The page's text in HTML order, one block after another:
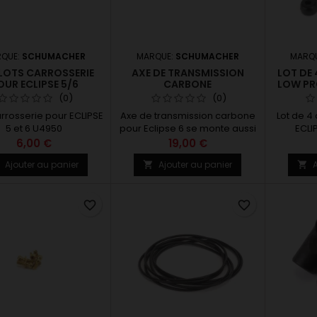
SCHUMACHER
CARROSSERIE
ECLIPSE 5/6
(0)
pour ECLIPSE
5 et 6 U4950
6,00 €
Ajouter au panier
MARQUE: SCHUMACHER
AXE DE TRANSMISSION
CARBONE
(0)
Axe de transmission carbone
pour Eclipse 6 se monte aussi
sur la XRAY X12 2026
19,00 €
 Ajouter au panier
LOT DE
LOW
Lot de

favorite_border favorite_border